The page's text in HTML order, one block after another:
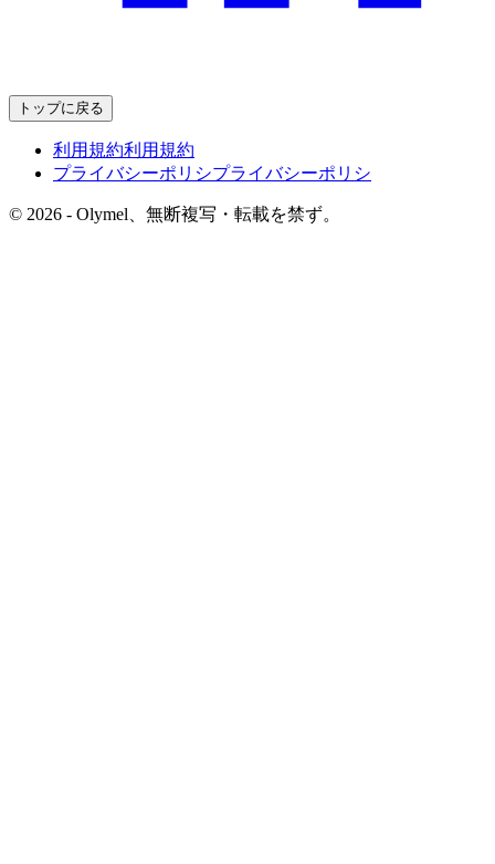
トップに戻る
利用規約利用規約
プライバシーポリシプライバシーポリシ
© 2026 - Olymel、無断複写・転載を禁ず。